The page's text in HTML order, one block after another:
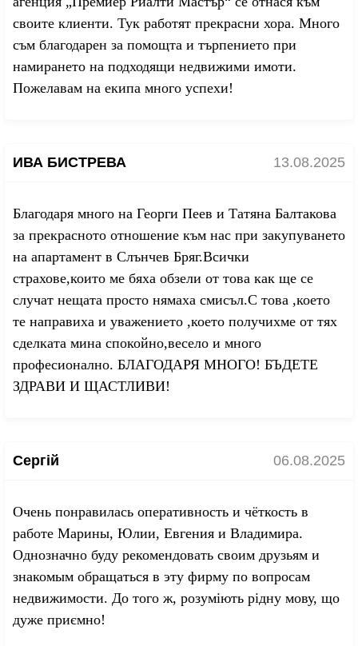
своите клиенти. Тук работят прекрасни хора. Много
съм благодарен за помощта и търпението при
намирането на подходящи недвижими имоти.
Пожелавам на екипа много успехи!
ИВА БИСТРЕВА 13.08.2025
Благодаря много на Георги Пеев и Татяна Балтакова
за прекрасното отношение към нас при закупуването
на апартамент в Слънчев Бряг.Всички
страхове,които ме бяха обзели от това как ще се
случат нещата просто нямаха смисъл.С това ,което
те направиха и уважението ,което получихме от тях
сделката мина спокойно,весело и много
професионално. БЛАГОДАРЯ МНОГО! БЪДЕТЕ
ЗДРАВИ И ЩАСТЛИВИ!
Сергій 06.08.2025
Очень понравилась оперативность и чёткость в
работе Марины, Юлии, Евгения и Владимира.
Однозначно буду рекомендовать своим друзьям и
знакомым обращаться в эту фирму по вопросам
недвижимости. До того ж, розуміють рідну мову, що
дуже приємно!